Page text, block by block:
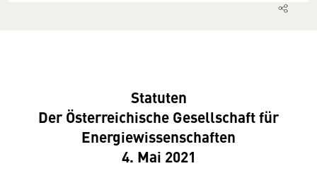
Statuten
Der Österreichische Gesellschaft für
Energiewissenschaften
4. Mai 2021